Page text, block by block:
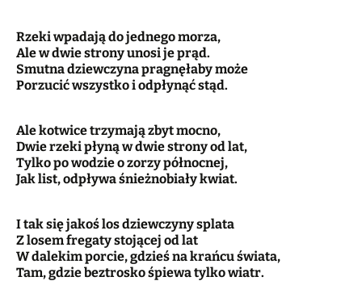
Rzeki wpadają do jednego morza,
Ale w dwie strony unosi je prąd.
Smutna dziewczyna pragnęłaby może
Porzucić wszystko i odpłynąć stąd.
Ale kotwice trzymają zbyt mocno,
Dwie rzeki płyną w dwie strony od lat,
Tylko po wodzie o zorzy północnej,
Jak list, odpływa śnieżnobiały kwiat.
I tak się jakoś los dziewczyny splata
Z losem fregaty stojącej od lat
W dalekim porcie, gdzieś na krańcu świata,
Tam, gdzie beztrosko śpiewa tylko wiatr.